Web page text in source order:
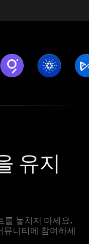
유지
를 놓치지 마세요.
뮤니티에 참여하세